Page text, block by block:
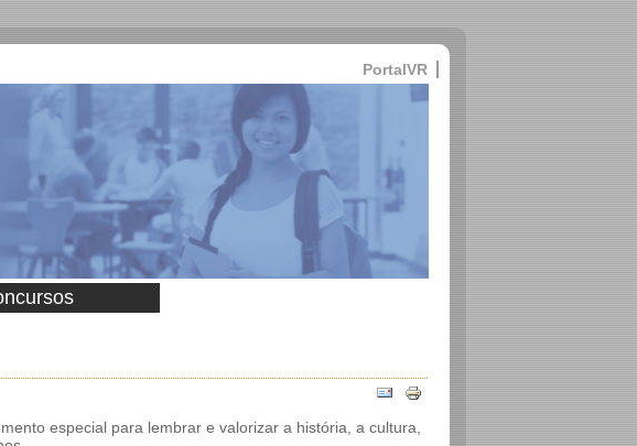
PortalVR
especial para lembrar e valorizar a história, a cultura,